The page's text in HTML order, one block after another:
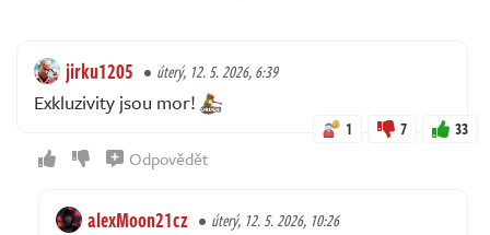
jirku1205 úterý, 12. 5. 2026, 6:39
Exkluzivity jsou mor!
1 7 33
Odpovědět
alexMoon21cz úterý, 12. 5. 2026, 10:26